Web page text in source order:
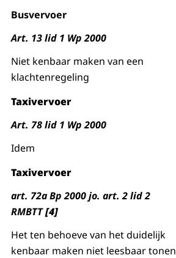
Busvervoer
Art. 13 lid 1 Wp 2000
Niet kenbaar maken van een
klachtenregeling
Taxivervoer
Art. 78 lid 1 Wp 2000
Idem
Taxivervoer
art. 72a Bp 2000 jo. art. 2 lid 2
RMBTT[4]
Het ten behoeve van het duidelijk
kenbaar maken niet leesbaar tonen